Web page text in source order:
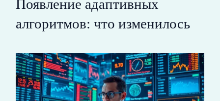
Появление адаптивных
алгоритмов: что изменилось